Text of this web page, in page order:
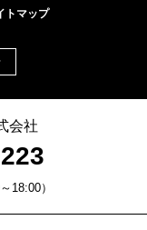
トマップ
会社
18:00）